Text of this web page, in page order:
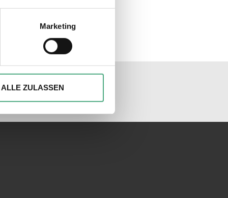
können
Präferenzen imAbschnitt
anbieten zu können und
Verwendung unserer
Marketing
ALLE ZULASSEN
3